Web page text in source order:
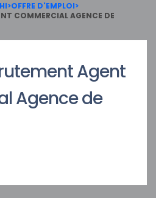
>OFFRE D'EMPLOI>
COMMERCIAL AGENCE DE
Agent
Agence de